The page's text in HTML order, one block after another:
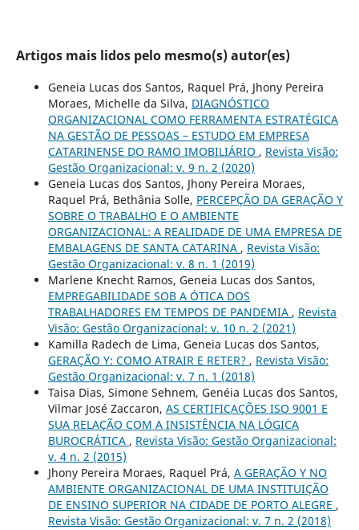
Artigos mais lidos pelo mesmo(s) autor(es)
Geneia Lucas dos Santos, Raquel Prá, Jhony Pereira
Moraes, Michelle da Silva, DIAGNÓSTICO
ORGANIZACIONAL COMO FERRAMENTA ESTRATÉGICA
NA GESTÃO DE PESSOAS – ESTUDO EM EMPRESA
CATARINENSE DO RAMO IMOBILIÁRIO , Revista Visão:
Gestão Organizacional: v. 9 n. 2 (2020)
Geneia Lucas dos Santos, Jhony Pereira Moraes,
Raquel Prá, Bethânia Solle, PERCEPÇÃO DA GERAÇÃO Y
SOBRE O TRABALHO E O AMBIENTE
ORGANIZACIONAL: A REALIDADE DE UMA EMPRESA DE
EMBALAGENS DE SANTA CATARINA , Revista Visão:
Gestão Organizacional: v. 8 n. 1 (2019)
Marlene Knecht Ramos, Geneia Lucas dos Santos,
EMPREGABILIDADE SOB A ÓTICA DOS
TRABALHADORES EM TEMPOS DE PANDEMIA , Revista
Visão: Gestão Organizacional: v. 10 n. 2 (2021)
Kamilla Radech de Lima, Geneia Lucas dos Santos,
GERAÇÃO Y: COMO ATRAIR E RETER? , Revista Visão:
Gestão Organizacional: v. 7 n. 1 (2018)
Taisa Dias, Simone Sehnem, Genéia Lucas dos Santos,
Vilmar José Zaccaron, AS CERTIFICAÇÕES ISO 9001 E
SUA RELAÇÃO COM A INSISTÊNCIA NA LÓGICA
BUROCRÁTICA , Revista Visão: Gestão Organizacional:
v. 4 n. 2 (2015)
Jhony Pereira Moraes, Raquel Prá, A GERAÇÃO Y NO
AMBIENTE ORGANIZACIONAL DE UMA INSTITUIÇÃO
DE ENSINO SUPERIOR NA CIDADE DE PORTO ALEGRE ,
Revista Visão: Gestão Organizacional: v. 7 n. 2 (2018)